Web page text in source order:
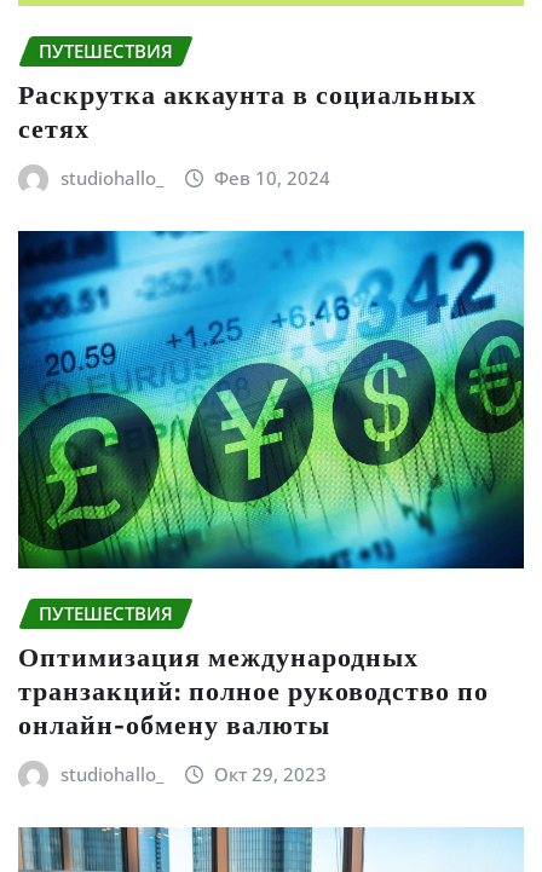
ПУТЕШЕСТВИЯ
Раскрутка аккаунта в социальных
сетях
studiohallo_ Фев 10, 2024
ПУТЕШЕСТВИЯ
Оптимизация международных
транзакций: полное руководство по
онлайн-обмену валюты
studiohallo_ Окт 29, 2023